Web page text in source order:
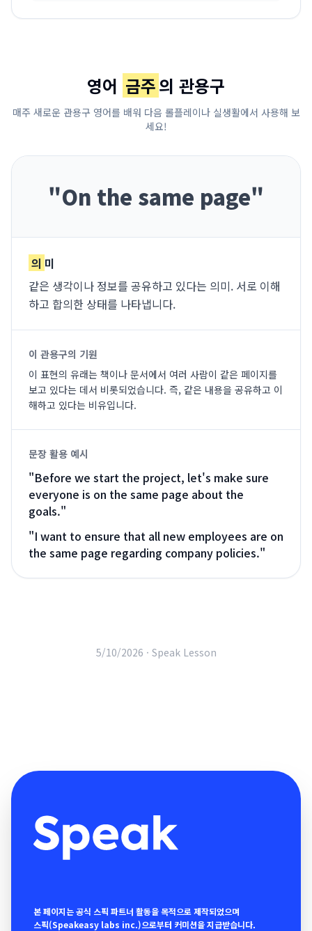
영어 금주의 관용구
매주 새로운 관용구 영어를 배워 다음 롤플레이나 실생활에서 사용해 보
세요!
"On the same page"
의 미
같은 생각이나 정보를 공유하고 있다는 의미. 서로 이해
하고 합의한 상태를 나타냅니다.
이 관용구의 기원
이 표현의 유래는 책이나 문서에서 여러 사람이 같은 페이지를
보고 있다는 데서 비롯되었습니다. 즉, 같은 내용을 공유하고 이
해하고 있다는 비유입니다.
문장 활용 예시
"Before we start the project, let's make sure
everyone is on the same page about the
goals."
"I want to ensure that all new employees are on
the same page regarding company policies."
5/10/2026 · Speak Lesson
본 페이지는 공식 스픽 파트너 활동을 목적으로 제작되었으며
스픽(Speakeasy labs inc.)으로부터 커미션을 지급받습니다.